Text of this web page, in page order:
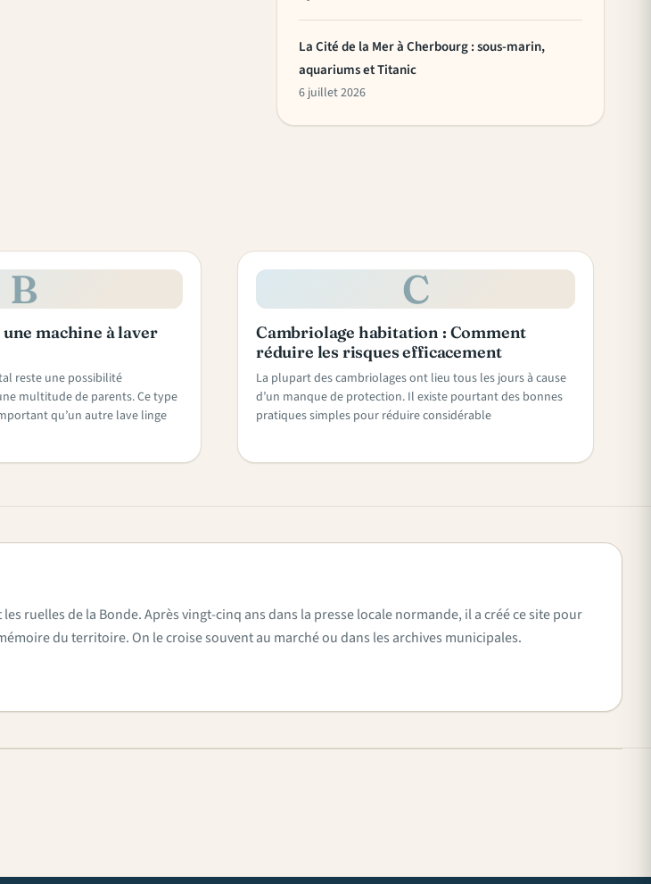
La Cité de la Mer à Cherbourg : sous-marin,
aquariums et Titanic
6 juillet 2026
B
machine à laver
reste une possibilité
multitude de parents. Ce type
qu’un autre lave linge
C
Cambriolage habitation : Comment
réduire les risques efficacement
La plupart des cambriolages ont lieu tous les jours à cause
d’un manque de protection. Il existe pourtant des bonnes
pratiques simples pour réduire considérable
ruelles de la Bonde. Après vingt-cinq ans dans la presse locale normande, il a créé ce site pour
du territoire. On le croise souvent au marché ou dans les archives municipales.